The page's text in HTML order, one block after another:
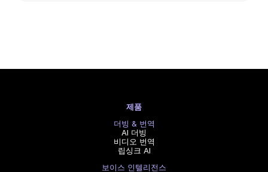
제품
더빙 & 번역
AI 더빙
비디오 번역
립싱크 AI
보이스 인텔리전스